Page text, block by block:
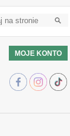
MOJE KONTO